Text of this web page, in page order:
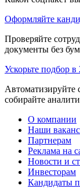
Оформляйте
Проверяйте
документы без
Ускорьте подбор в
Автоматизируйте
собирайте
О компании
Наши
Партнерам
Реклама на
Новости и
Инвесторам
Кандидаты